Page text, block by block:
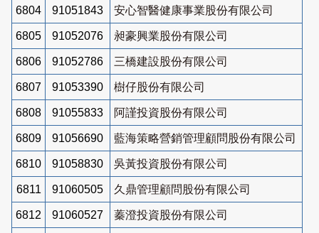
6804 91051843 安心智醫健康事業股份有限公司
6805 91052076 昶豪興業股份有限公司
6806 91052786 三橋建設股份有限公司
6807 91053390 樹仔股份有限公司
6808 91055833 阿謹投資股份有限公司
6809 91056690 藍海策略營銷管理顧問股份有限公司
6810 91058830 吳黃投資股份有限公司
6811 91060505 久鼎管理顧問股份有限公司
6812 91060527 蓁澄投資股份有限公司